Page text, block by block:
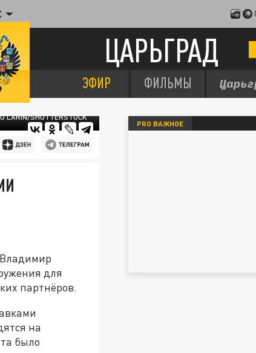
ЦАРЬГРАД
ЭФИР ФИЛЬМЫ
LARIN/SHUTTERSTOCK
для
партнёров.
на
было
PRO ВАЖНОЕ